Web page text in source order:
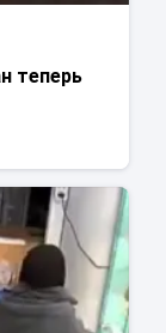
теперь